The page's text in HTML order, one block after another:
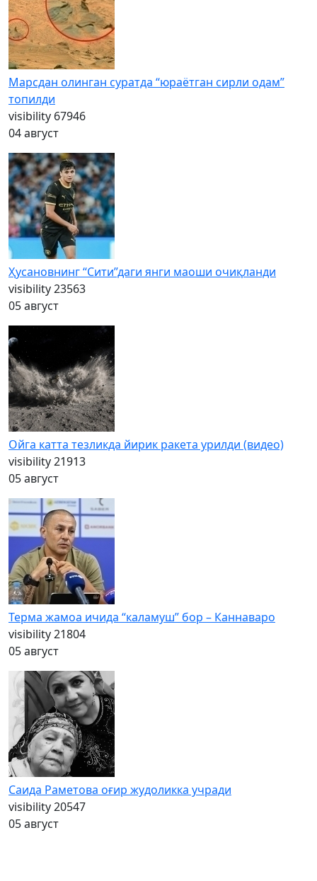
Марсдан олинган суратда “юраётган сирли одам”
топилди
visibility 67946
04 август
Ҳусановнинг “Сити”даги янги маоши очиқланди
visibility23563
05 август
Ойга катта тезликда йирик ракета урилди (видео)
visibility21913
05 август
Терма жамоа ичида “каламуш” бор – Каннаваро
visibility21804
05 август
Саида Раметова оғир жудоликка учради
visibility20547
05 август